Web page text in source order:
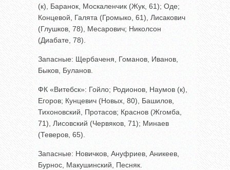
(к), Баранок, Москаленчик (Жук, 61); Оде;
Концевой, Галята (Громыко, 61), Лисакович
(Глушков, 78), Месарович; Николсон
(Диабате, 78).
Запасные: Щербаченя, Гоманов, Иванов,
Быков, Буланов.
ФК «Витебск»: Гойло; Родионов, Наумов (к),
Егоров; Кунцевич (Новых, 80), Башилов,
Тихоновский, Протасов; Краснов (Жгомба,
71), Лисовский (Червяков, 71); Минаев
(Теверов, 65).
Запасные: Новичков, Ануфриев, Аникеев,
Бурнос, Макушинский, Песняк.